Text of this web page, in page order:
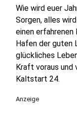
Wie wird euer
Sorgen, alles
einen erfahrenen
Hafen der guten
glückliches
Kraft voraus und
Kaltstart 24.
Anzeige